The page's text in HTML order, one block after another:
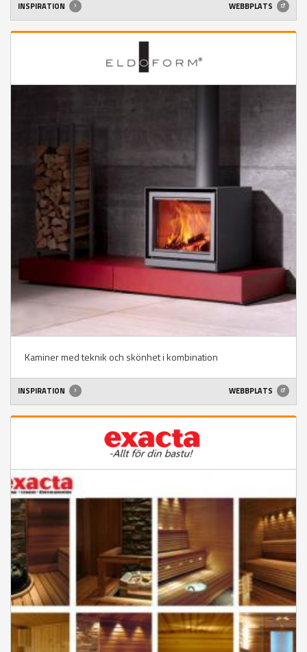
INSPIRATION WEBBPLATS
Kaminer med teknik och skönhet i kombination
INSPIRATION WEBBPLATS